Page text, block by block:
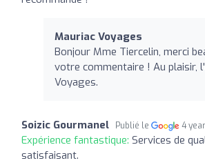
Mauriac Voyages
Bonjour Mme Tiercelin, merci
votre commentaire ! Au plaisir,
Voyages.
Soizic Gourmanel Publié le 4
Expérience fantastique: Services de
satisfaisant.